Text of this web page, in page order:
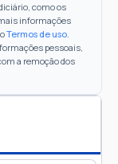
como os
informações
Termos de uso.
pessoais,
a remoção dos